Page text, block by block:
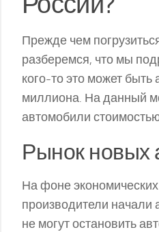
Прежде чем
разберемся, что мы
кого-то это может
миллиона. На данный
автомобили
Рынок новых
На фоне
производители начали
не могут остановить